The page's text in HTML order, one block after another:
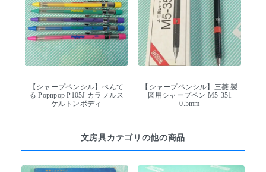
【シャープペンシル】ぺんて
る Popnpop P105J カラフルス
ケルトンボディ
【シャープペンシル】三菱 製
図用シャープペン M5-351
0.5mm
文房具カテゴリの他の商品